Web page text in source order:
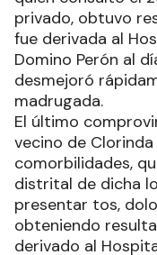
privado, obtuvo
fue derivada al
Domino Perón al
desmejoró
madrugada.
El último
vecino de
comorbilidades,
distrital de dicha
presentar tos,
obteniendo
derivado al